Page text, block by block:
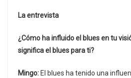
La entrevista
¿Cómo ha influido el blues en tu
significa el blues para ti?
Mingo: El blues ha tenido una